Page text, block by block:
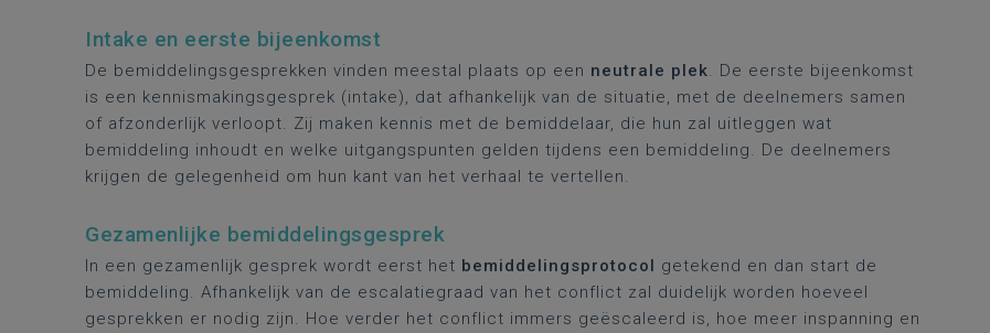
Intake en eerste bijeenkomst
De bemiddelingsgesprekken vinden meestal plaats op een neutrale plek. De eerste bijeenkomst
is een kennismakingsgesprek (intake), dat afhankelijk van de situatie, met de deelnemers samen
of afzonderlijk verloopt. Zij maken kennis met de bemiddelaar, die hun zal uitleggen wat
bemiddeling inhoudt en welke uitgangspunten gelden tijdens een bemiddeling. De deelnemers
krijgen de gelegenheid om hun kant van het verhaal te vertellen.
Gezamenlijke bemiddelingsgesprek
In een gezamenlijk gesprek wordt eerst het bemiddelingsprotocol getekend en dan start de
bemiddeling. Afhankelijk van de escalatiegraad van het conflict zal duidelijk worden hoeveel
gesprekken er nodig zijn. Hoe verder het conflict immers geëscaleerd is, hoe meer inspanning en